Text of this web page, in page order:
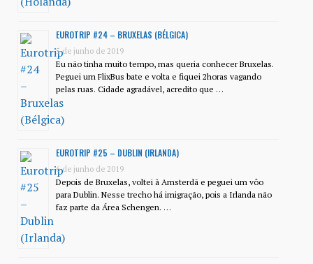
EUROTRIP #24 – BRUXELAS (BÉLGICA)
5 de junho de 2019
Eu não tinha muito tempo, mas queria conhecer Bruxelas.
Peguei um FlixBus bate e volta e fiquei 2horas vagando
pelas ruas. Cidade agradável, acredito que …
EUROTRIP #25 – DUBLIN (IRLANDA)
6 de junho de 2019
Depois de Bruxelas, voltei à Amsterdã e peguei um vôo
para Dublin. Nesse trecho há imigração, pois a Irlanda não
faz parte da Área Schengen. …